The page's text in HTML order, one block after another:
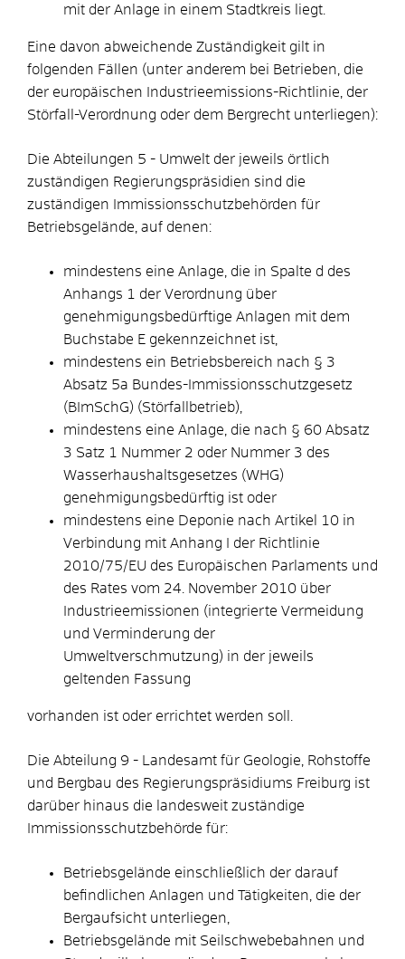
mit der Anlage in einem Stadtkreis liegt.
Eine davon abweichende Zuständigkeit gilt in
folgenden Fällen (unter anderem bei Betrieben, die
der europäischen Industrieemissions-Richtlinie, der
Störfall-Verordnung oder dem Bergrecht unterliegen):
Die Abteilungen 5 - Umwelt der jeweils örtlich
zuständigen Regierungspräsidien sind die
zuständigen Immissionsschutzbehörden für
Betriebsgelände, auf denen:
mindestens eine Anlage, die in Spalte d des
Anhangs 1 der Verordnung über
genehmigungsbedürftige Anlagen mit dem
Buchstabe E gekennzeichnet ist,
mindestens ein Betriebsbereich nach § 3
Absatz 5a Bundes-Immissionsschutzgesetz
(BImSchG) (Störfallbetrieb),
mindestens eine Anlage, die nach § 60 Absatz
3 Satz 1 Nummer 2 oder Nummer 3 des
Wasserhaushaltsgesetzes (WHG)
genehmigungsbedürftig ist oder
mindestens eine Deponie nach Artikel 10 in
Verbindung mit Anhang I der Richtlinie
2010/75/EU des Europäischen Parlaments und
des Rates vom 24. November 2010 über
Industrieemissionen (integrierte Vermeidung
und Verminderung der
Umweltverschmutzung) in der jeweils
geltenden Fassung
vorhanden ist oder errichtet werden soll.
Die Abteilung 9 - Landesamt für Geologie, Rohstoffe
und Bergbau des Regierungspräsidiums Freiburg ist
darüber hinaus die landesweit zuständige
Immissionsschutzbehörde für:
Betriebsgelände einschließlich der darauf
befindlichen Anlagen und Tätigkeiten, die der
Bergaufsicht unterliegen,
Betriebsgelände mit Seilschwebebahnen und